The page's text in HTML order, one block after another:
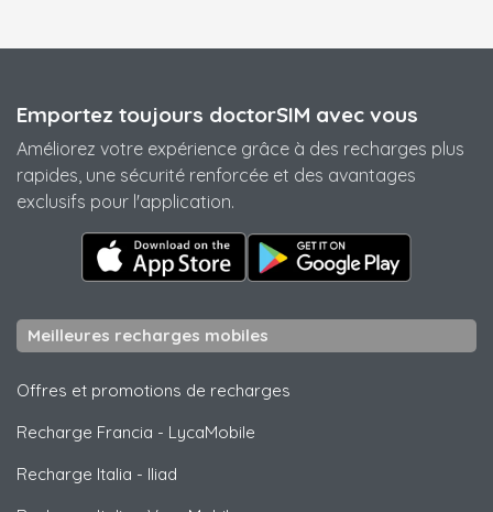
Emportez toujours doctorSIM avec vous
Améliorez votre expérience grâce à des recharges plus
rapides, une sécurité renforcée et des avantages
exclusifs pour l'application.
Meilleures recharges mobiles
Offres et promotions de recharges
Recharge Francia - LycaMobile
Recharge Italia - Iliad